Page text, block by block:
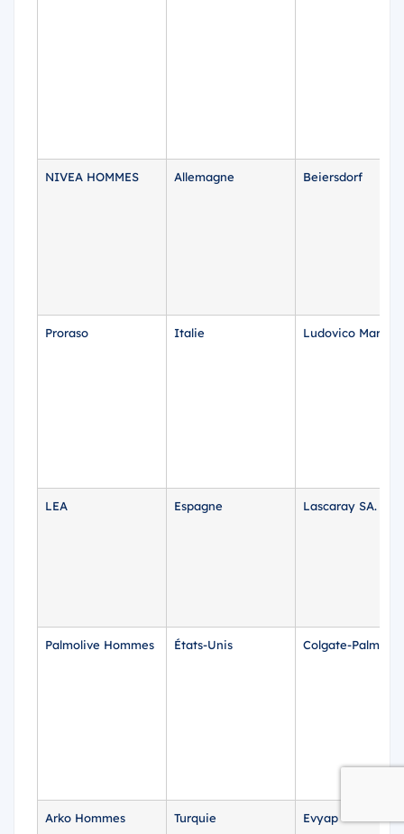
NIVEA HOMMES Allemagne Beiersdorf
Proraso Italie Ludovico Martelli
LEA Espagne Lascaray SA.
Palmolive Hommes États-Unis Colgate-
Arko Hommes Turquie Evyap